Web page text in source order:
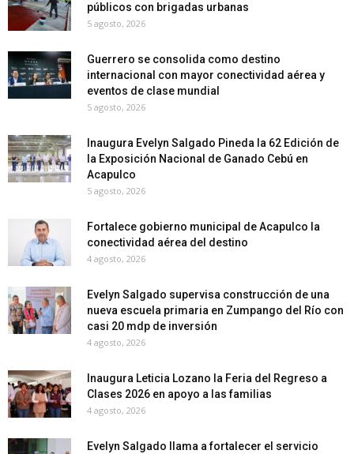
públicos con brigadas urbanas
5 agosto, 2026
Guerrero se consolida como destino
internacional con mayor conectividad aérea y
eventos de clase mundial
5 agosto, 2026
Inaugura Evelyn Salgado Pineda la 62 Edición de
la Exposición Nacional de Ganado Cebú en
Acapulco
5 agosto, 2026
Fortalece gobierno municipal de Acapulco la
conectividad aérea del destino
4 agosto, 2026
Evelyn Salgado supervisa construcción de una
nueva escuela primaria en Zumpango del Río con
casi 20 mdp de inversión
4 agosto, 2026
Inaugura Leticia Lozano la Feria del Regreso a
Clases 2026 en apoyo a las familias
4 agosto, 2026
Evelyn Salgado llama a fortalecer el servicio